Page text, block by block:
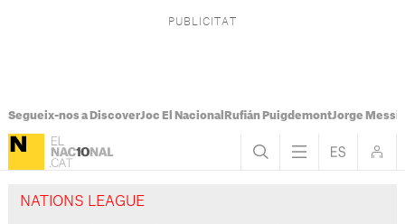
Segueix-nos a DiscoverJoc El Nacional Rufián PuigdemontJorge Messi
NATIONS LEAGUE